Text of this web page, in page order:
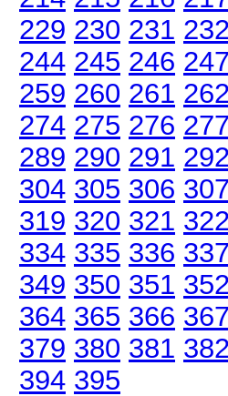
229 230 231 232
244 245 246 247
259 260 261 262
274 275 276 277
289 290 291 292
304 305 306 307
319 320 321 322
334 335 336 337
349 350 351 352
364 365 366 367
379 380 381 382
394 395